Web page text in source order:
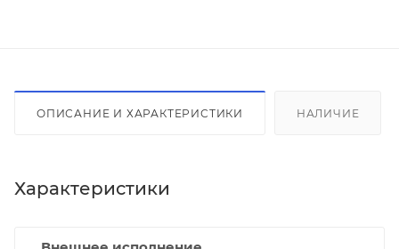
ОПИСАНИЕ И ХАРАКТЕРИСТИКИ НАЛИЧИЕ
Характеристики